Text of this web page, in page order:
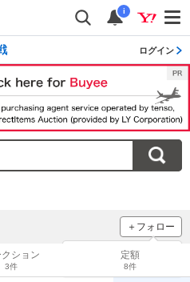
i
ログイン
＋フォロー
ブランドをフォロー
をチェック！
ション
3件
定額
8件